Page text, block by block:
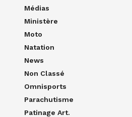
Médias
Ministère
Moto
Natation
News
Non Classé
Omnisports
Parachutisme
Patinage Art.